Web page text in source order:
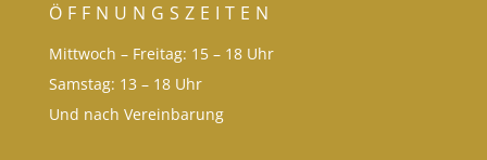
ÖFFNUNGSZEITEN
Mittwoch – Freitag: 15 – 18 Uhr
Samstag: 13 – 18 Uhr
Und nach Vereinbarung